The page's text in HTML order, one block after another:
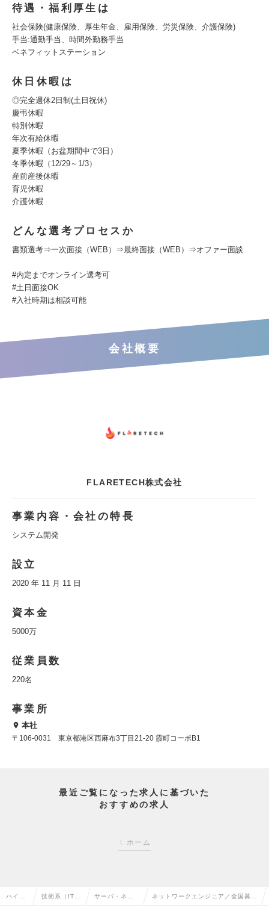
待遇・福利厚生は
社会保険(健康保険、厚生年金、雇用保険、労災保険、介護保険)
手当:通勤手当、時間外勤務手当
ベネフィットステーション
休日休暇は
◎完全週休2日制(土日祝休)
慶弔休暇
特別休暇
年次有給休暇
夏季休暇（お盆期間中で3日）
冬季休暇（12/29～1/3）
産前産後休暇
育児休暇
介護休暇
どんな選考プロセスか
書類選考⇒一次面接（WEB）⇒最終面接（WEB）⇒オファー面談
#内定までオンライン選考可
#土日面接OK
#入社時期は相談可能
会社概要
FLARETECH株式会社
事業内容・会社の特長
システム開発
設立
2020 年 11 月 11 日
資本金
5000万
従業員数
220名
事業所
本社
〒106-0031 東京都港区西麻布3丁目21-20 霞町コーポB1
最近ご覧になった求人に基づいた
おすすめの求人
ホーム
ハイク 技術系（IT・ サーバ・ネッ ネットワークエンジニア／全国募集